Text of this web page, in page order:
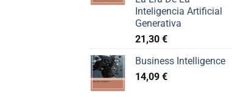
Inteligencia Artificial
Generativa
21,30 €
Business Intelligence
14,09 €